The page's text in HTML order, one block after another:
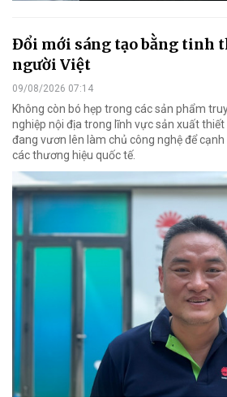
Đổi mới sáng tạo bằng tinh
người Việt
09/08/2026 07:14
Không còn bó hẹp trong các sản phẩm
nghiệp nội địa trong lĩnh vực sản xuất thiết
đang vươn lên làm chủ công nghệ để
các thương hiệu quốc tế.